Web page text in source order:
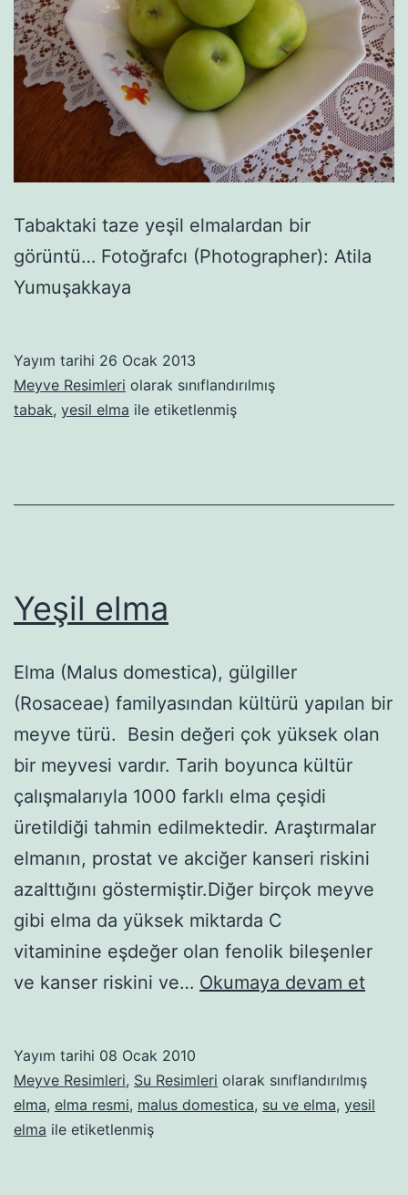
Tabaktaki taze yeşil elmalardan bir
görüntü… Fotoğrafcı (Photographer): Atila
Yumuşakkaya
Yayım tarihi 26 Ocak 2013
Meyve Resimleri olarak sınıflandırılmış
tabak, yesil elma ile etiketlenmiş
Yeşil elma
Elma (Malus domestica), gülgiller
(Rosaceae) familyasından kültürü yapılan bir
meyve türü. Besin değeri çok yüksek olan
bir meyvesi vardır. Tarih boyunca kültür
çalışmalarıyla 1000 farklı elma çeşidi
üretildiği tahmin edilmektedir. Araştırmalar
elmanın, prostat ve akciğer kanseri riskini
azalttığını göstermiştir.Diğer birçok meyve
gibi elma da yüksek miktarda C
vitaminine eşdeğer olan fenolik bileşenler
ve kanser riskini ve… Okumaya devam etYeşil
Yayım tarihi 08 Ocak 2010
Meyve Resimleri, Su Resimleri olarak sınıflandırılmış
elma, elma resmi, malus domestica, su ve elma, yesil
elma ile etiketlenmiş